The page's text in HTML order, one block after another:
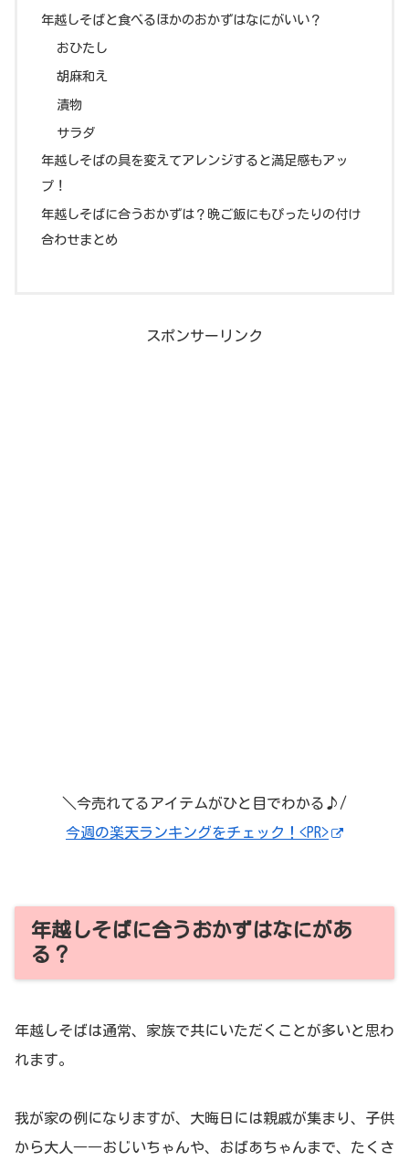
年越しそばと食べるほかのおかずはなにがいい？
おひたし
胡麻和え
漬物
サラダ
年越しそばの具を変えてアレンジすると満足感もアッ
プ！
年越しそばに合うおかずは？晩ご飯にもぴったりの付け
合わせまとめ
スポンサーリンク
＼今売れてるアイテムがひと目でわかる♪/
今週の楽天ランキングをチェック！<PR>
年越しそばに合うおかずはなにがあ
る？
年越しそばは通常、家族で共にいただくことが多いと思わ
れます。
我が家の例になりますが、大晦日には親戚が集まり、子供
から大人――おじいちゃんや、おばあちゃんまで、たくさ